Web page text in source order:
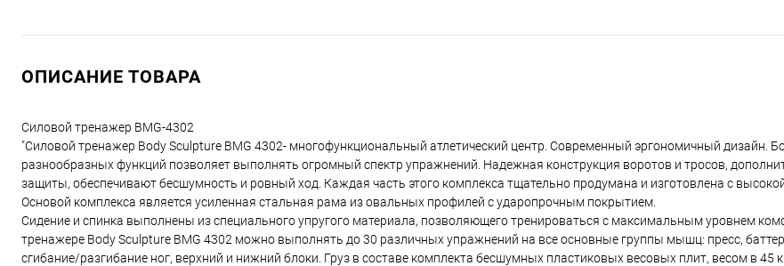
ОПИСАНИЕ ТОВАРА
Cиловой тренажер BMG-4302
"Cиловой тренажер Body Sculpture BMG 4302- многофункциональный атлетический центр. Современный эргономичный дизайн.
разнообразных функций позволяет выполнять огромный спектр упражнений. Надежная конструкция воротов и тросов,
защиты, обеспечивают бесшумность и ровный ход. Каждая часть этого комплекса тщательно продумана и изготовлена с
Основой комплекса является усиленная стальная рама из овальных профилей с ударопрочным покрытием.
Сидение и спинка выполнены из специального упругого материала, позволяющего тренироваться с максимальным уровнем
тренажере Body Sculpture BMG 4302 можно выполнять до 30 различных упражнений на все основные группы мышц: пресс,
сгибание/разгибание ног, верхний и нижний блоки. Груз в составе комплекта бесшумных пластиковых весовых плит, весом в 45